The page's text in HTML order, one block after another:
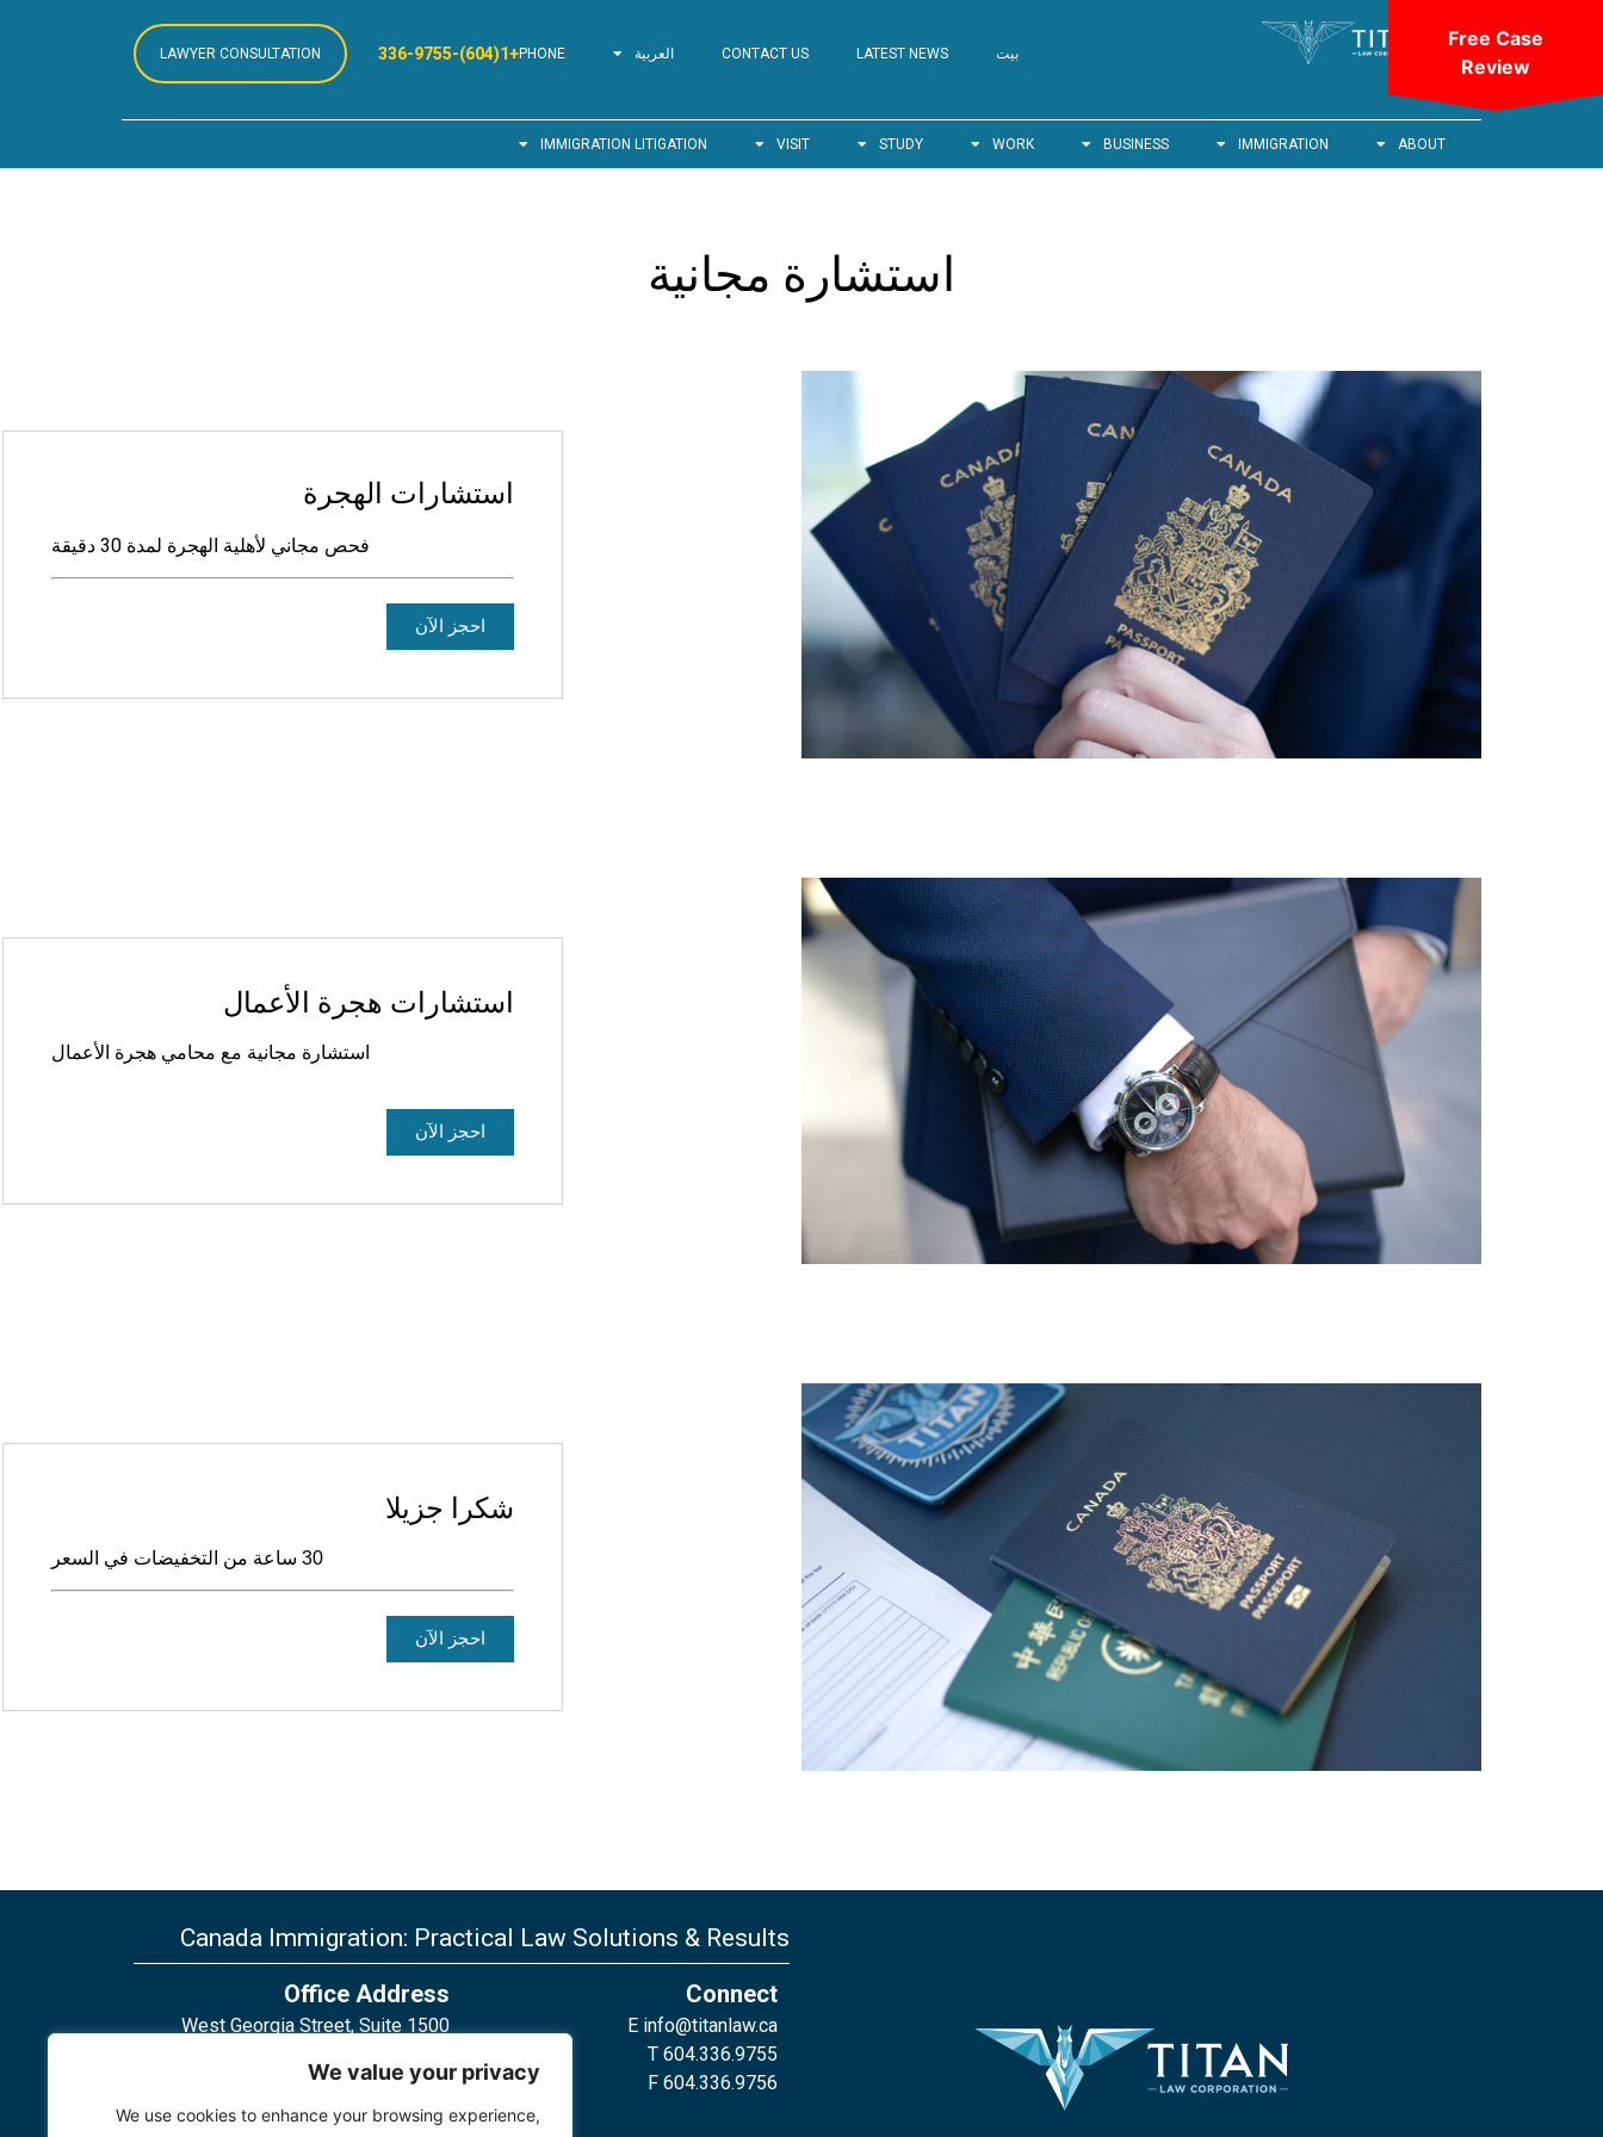
We value your privacy
We use cookies to enhance your browsing experience,
بيت LATEST NEWS
CONTACT US العربية PHONE
+1(604)-336-9755
LAWYER CONSULTATION
ABOUT
IMMIGRATION
BUSINESS
WORK
STUDY
VISIT
IMMIGRATION LITIGATION
استشارة مجانية
استشارات الهجرة
فحص مجاني لأهلية الهجرة لمدة 30 دقيقة
احجز الآن
استشارات هجرة الأعمال
استشارة مجانية مع محامي هجرة الأعمال
احجز الآن
شكرا جزيلا
30 ساعة من التخفيضات في السعر
احجز الآن
Canada Immigration: Practical Law Solutions & Results
Connect
E info@titanlaw.ca
T 604.336.9755
F 604.336.9756
Office Address
1500 West Georgia Street, Suite
Canada
2 Bloor Street West, Suite 762,
Free Case
Review